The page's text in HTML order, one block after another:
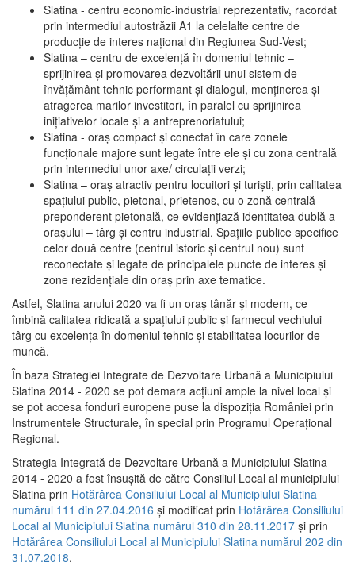
Slatina - centru economic-industrial reprezentativ, racordat
prin intermediul autostrăzii A1 la celelalte centre de
producţie de interes naţional din Regiunea Sud-Vest;
Slatina – centru de excelenţă în domeniul tehnic –
sprijinirea şi promovarea dezvoltării unui sistem de
învăţământ tehnic performant şi dialogul, menţinerea şi
atragerea marilor investitori, în paralel cu sprijinirea
iniţiativelor locale şi a antreprenoriatului;
Slatina - oraş compact şi conectat în care zonele
funcţionale majore sunt legate între ele şi cu zona centrală
prin intermediul unor axe/ circulații verzi;
Slatina – oraş atractiv pentru locuitori şi turişti, prin calitatea
spaţiului public, pietonal, prietenos, cu o zonă centrală
preponderent pietonală, ce evidenţiază identitatea dublă a
oraşului – târg şi centru industrial. Spaţiile publice specifice
celor două centre (centrul istoric şi centrul nou) sunt
reconectate şi legate de principalele puncte de interes şi
zone rezidenţiale din oraş prin axe tematice.
Astfel, Slatina anului 2020 va fi un oraş tânăr şi modern, ce
îmbină calitatea ridicată a spaţiului public şi farmecul vechiului
târg cu excelenţa în domeniul tehnic şi stabilitatea locurilor de
muncă.
În baza Strategiei Integrate de Dezvoltare Urbană a Municipiului
Slatina 2014 - 2020 se pot demara acţiuni ample la nivel local şi
se pot accesa fonduri europene puse la dispoziţia României prin
Instrumentele Structurale, în special prin Programul Operațional
Regional.
Strategia Integrată de Dezvoltare Urbană a Municipiului Slatina
2014 - 2020 a fost însuşită de către Consiliul Local al municipiului
Slatina prin Hotărârea Consiliului Local al Municipiului Slatina
numărul 111 din 27.04.2016 și modificat prin Hotărârea Consiliului
Local al Municipiului Slatina numărul 310 din 28.11.2017 și prin
Hotărârea Consiliului Local al Municipiului Slatina numărul 202 din
31.07.2018.